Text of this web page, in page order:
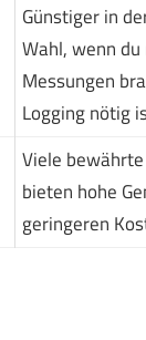
Günstiger in
Wahl, wenn
Messungen
Logging nötig
Viele
bieten hohe
geringeren